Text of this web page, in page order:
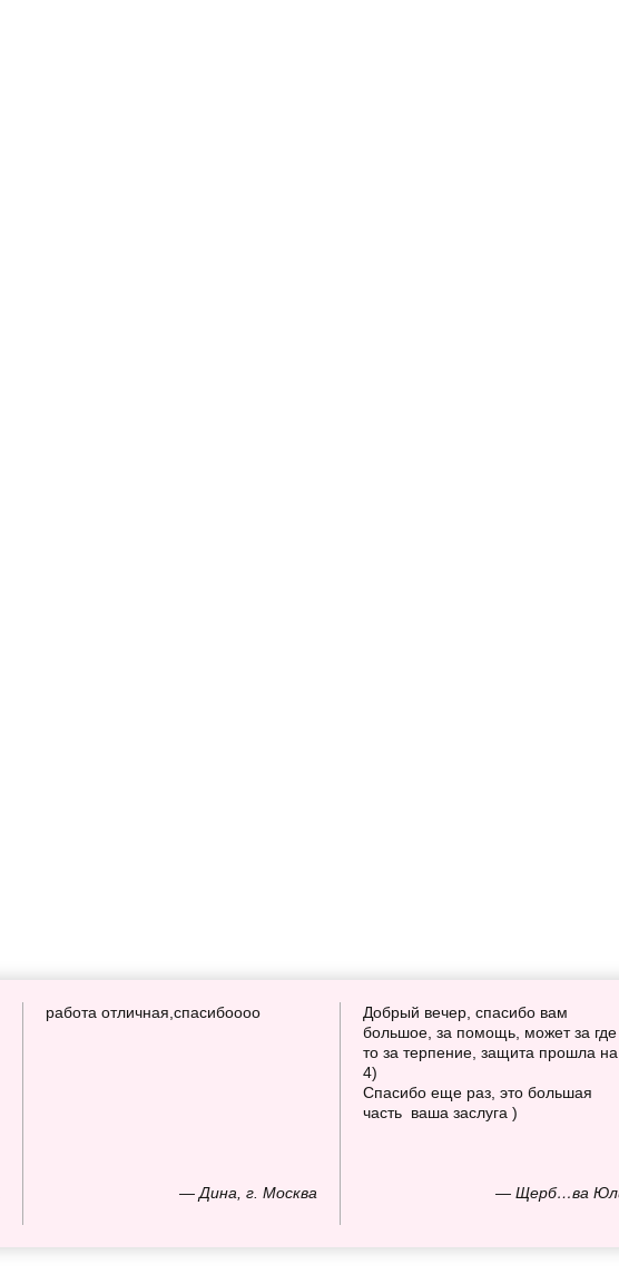
— Дина, г. Москва
работа отличная,спасибоооо
— Щерб…ва
Добрый вечер, спасибо вам
большое, за помощь, может за где
то за терпение, защита прошла на
4)
Спасибо еще раз, это большая
часть ваша заслуга )